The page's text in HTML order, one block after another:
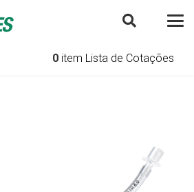
0 item Lista de Cotações